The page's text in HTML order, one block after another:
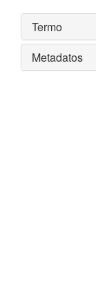
Termo
Metadatos